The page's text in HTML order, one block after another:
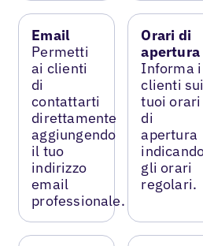
Email
Permetti
ai clienti
di
contattarti
direttamente
aggiungendo
il tuo
indirizzo
email
professionale.
Orari di
apertura
Informa i
clienti sui
tuoi orari
di
apertura
gli orari
regolari.